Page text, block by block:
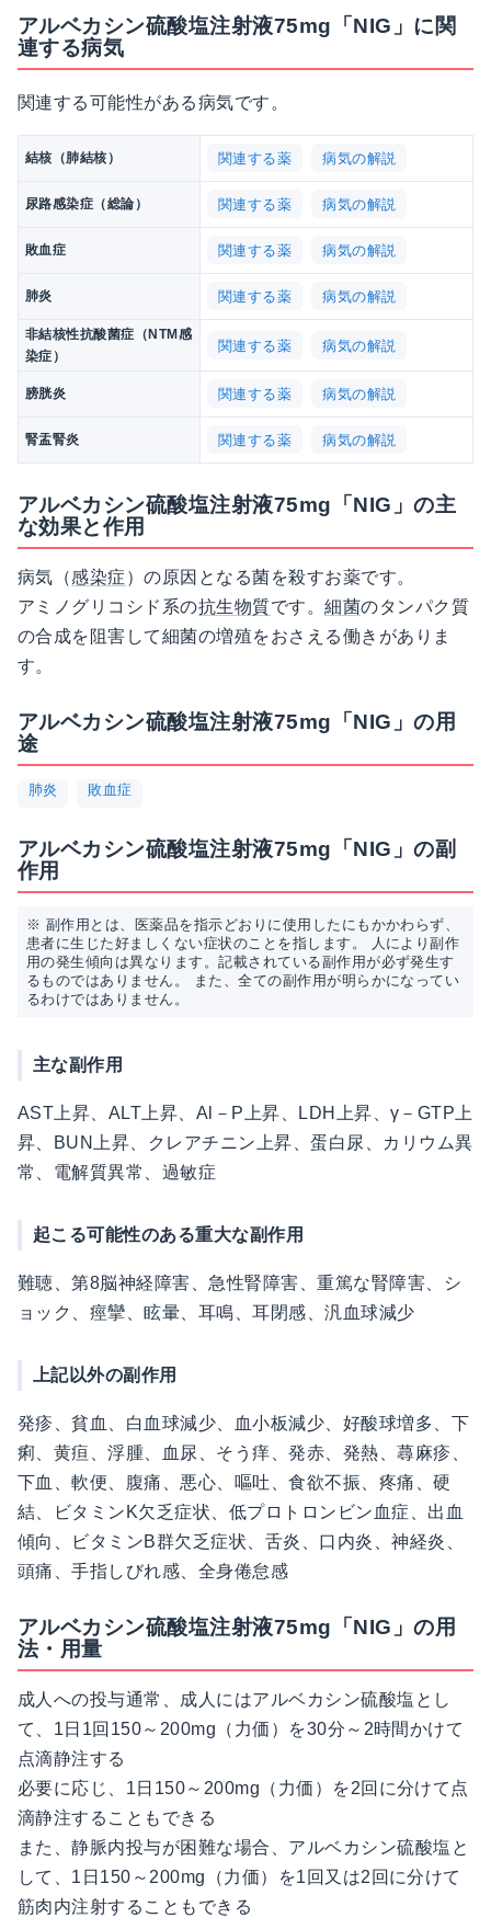
アルベカシン硫酸塩注射液75mg「NIG」に関
連する病気
関連する可能性がある病気です。
結核（肺結核） 関連する薬 病気の解説
尿路感染症（総論） 関連する薬 病気の解説
敗血症 関連する薬 病気の解説
肺炎 関連する薬 病気の解説
非結核性抗酸菌症（NTM感
染症）
関連する薬 病気の解説
膀胱炎 関連する薬 病気の解説
腎盂腎炎 関連する薬 病気の解説
アルベカシン硫酸塩注射液75mg「NIG」の主
な効果と作用
病気（感染症 ）の原因となる菌を殺すお薬です。
アミノグリコシド系の抗生物質です。細菌のタンパク質
の合成を阻害して細菌の増殖をおさえる働きがありま
す。
アルベカシン硫酸塩注射液75mg「NIG」の用
途
肺炎 敗血症
アルベカシン硫酸塩注射液75mg「NIG」の副
作用
※ 副作用とは、医薬品を指示どおりに使用したにもかかわらず、
患者に生じた好ましくない症状のことを指します。 人により副作
用の発生傾向は異なります。記載されている副作用が必ず発生す
るものではありません。 また、全ての副作用が明らかになってい
るわけではありません。
主な副作用
AST上昇、ALT上昇、Al－P上昇、LDH上昇、γ－GTP上
昇、BUN上昇、クレアチニン上昇、蛋白尿、カリウム異
常、電解質異常、過敏症
起こる可能性のある重大な副作用
難聴、第8脳神経障害、急性腎障害、重篤な腎障害、シ
ョック、痙攣、眩暈、耳鳴、耳閉感、汎血球減少
上記以外の副作用
発疹、貧血、白血球減少、血小板減少、好酸球増多、下
痢、黄疸、浮腫、血尿、そう痒、発赤、発熱、蕁麻疹、
下血、軟便、腹痛、悪心、嘔吐、食欲不振、疼痛、硬
結、ビタミンK欠乏症状、低プロトロンビン血症、出血
傾向、ビタミンB群欠乏症状、舌炎、口内炎、神経炎、
頭痛、手指しびれ感、全身倦怠感
アルベカシン硫酸塩注射液75mg「NIG」の用
法・用量
成人への投与通常、成人にはアルベカシン硫酸塩とし
て、1日1回150～200mg（力価）を30分～2時間かけて
点滴静注する
必要に応じ、1日150～200mg（力価）を2回に分けて点
滴静注することもできる
また、静脈内投与が困難な場合、アルベカシン硫酸塩と
して、1日150～200mg（力価）を1回又は2回に分けて
筋肉内注射することもできる